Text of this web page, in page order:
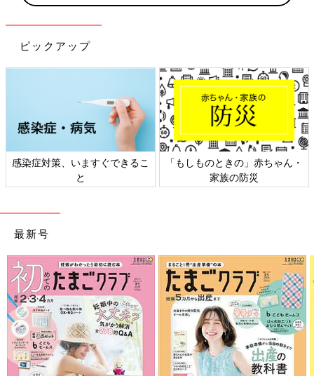
要です（※2）。
薬の保管時の注意点
保管している薬は定期的に見直して、期限切れの薬を処分しまし
ょう。薬を保管する際には、直射日光や多湿な場所を避けること
も必要です。
粉薬は湿気に弱いので、乾燥剤を入れて缶で保管することをおす
すめします。ただし、お菓子の缶を利用すると小さな子どもの関
心を引いてしまう場合もあるので注意しましょう。
ピックアップ
感染症対策、いますぐできるこ
と
「もしものときの」赤ちゃん・
家族の防災
最新号